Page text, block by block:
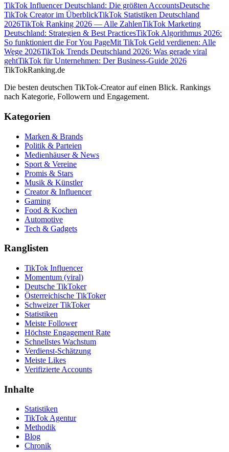
TikTok Influencer Deutschland: Die größten AccountsDeutsche
TikTok Creator im ÜberblickTikTok Statistiken Deutschland
2026TikTok Ranking 2026 — Alle ZahlenTikTok Marketing
Deutschland: Strategien & Best PracticesTikTok Algorithmus 2026:
So funktioniert die For You PageMit TikTok Geld verdienen: Alle
Wege 2026TikTok Trends Deutschland 2026: Was gerade viral
gehtTikTok für Unternehmen: Der Business-Guide 2026
TikTokRanking.de
Die besten deutschen TikTok-Creator auf einen Blick. Rankings
nach Kategorie, Followern und Engagement.
Kategorien
Marken & Brands
Politik & Parteien
Medienhäuser & News
Sport & Vereine
Promis & Stars
Musik & Künstler
Creator & Influencer
Gaming
Food & Kochen
Automotive
Tech & Gadgets
Ranglisten
TikTok Influencer
Momentum (viral)
Deutsche TikToker
Österreichische TikToker
Schweizer TikToker
Statistiken
Meiste Follower
Höchste Engagement Rate
Schnellstes Wachstum
Verdienst-Schätzung
Meiste Likes
Verifizierte Accounts
Inhalte
Statistiken
TikTok Agentur
Methodik
Blog
Chronik